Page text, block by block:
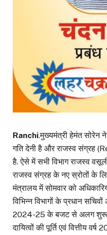
Ranchi.मुख्यमंत्री हेमंत सोरेन
गति देनी है और राजस्व संग्रह
है. ऐसे में सभी विभाग राजस्व
राजस्व संग्रह के नए स्रोतों के
मंत्रालय में सोमवार को
विभिन्न विभागों के प्रधान
2024-25 के बजट से अलग शुरू
दायित्वों की पूर्ति एवं वित्तीय